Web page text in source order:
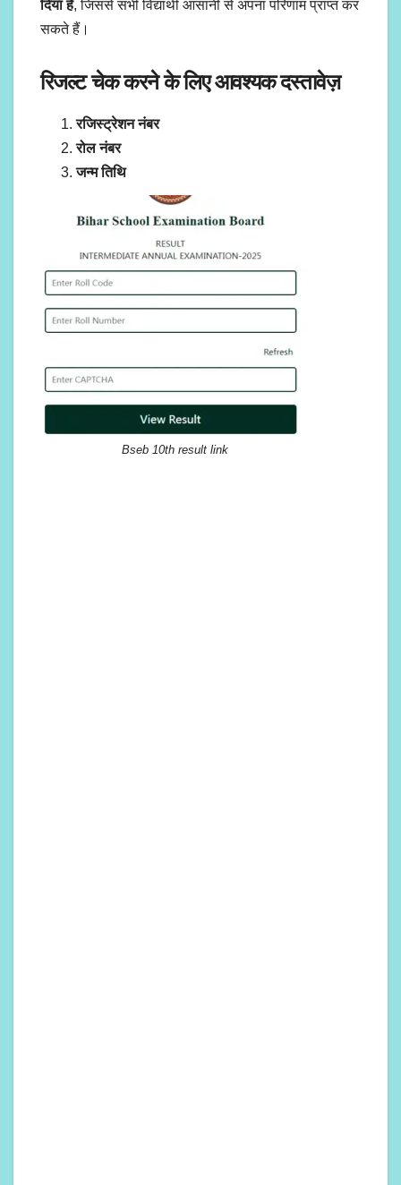
दिया है, जिससे सभी विद्यार्थी आसानी से अपना परिणाम प्राप्त कर
सकते हैं।
रिजल्ट चेक करने के लिए आवश्यक दस्तावेज़
रजिस्ट्रेशन नंबर
रोल नंबर
जन्म तिथि
Bseb 10th result link